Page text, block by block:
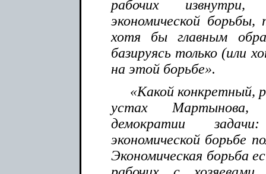
рабочих
экономической
хотя бы главным
базируясь только (или
на этой борьбе».
«Какой конкретный,
устах Мартынова,
демократии
экономической борьбе
Экономическая борьба